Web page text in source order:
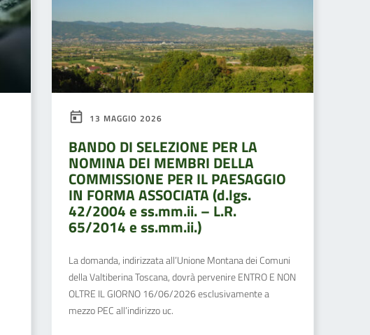
13 MAGGIO 2026
BANDO DI SELEZIONE PER LA
NOMINA DEI MEMBRI DELLA
COMMISSIONE PER IL PAESAGGIO
IN FORMA ASSOCIATA (d.lgs.
42/2004 e ss.mm.ii. – L.R.
65/2014 e ss.mm.ii.)
La domanda, indirizzata all’Unione Montana dei Comuni
della Valtiberina Toscana, dovrà pervenire ENTRO E NON
OLTRE IL GIORNO 16/06/2026 esclusivamente a
mezzo PEC all’indirizzo uc.